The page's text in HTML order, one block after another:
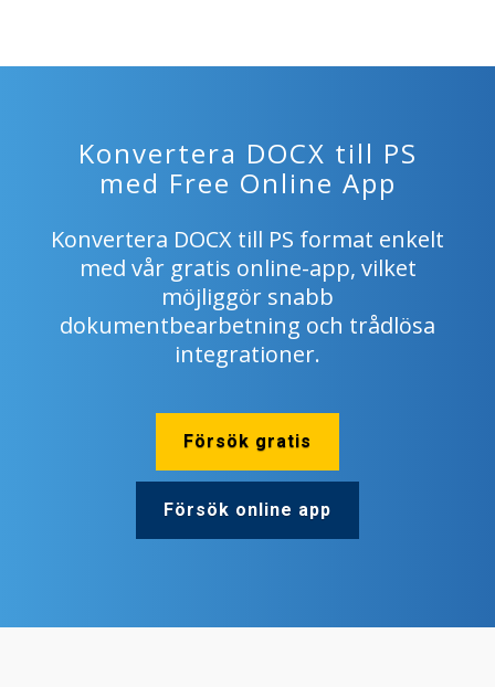
Konvertera DOCX till PS
med Free Online App
Konvertera DOCX till PS format enkelt
med vår gratis online-app, vilket
möjliggör snabb
dokumentbearbetning och trådlösa
integrationer.
Försök gratis
Försök online app